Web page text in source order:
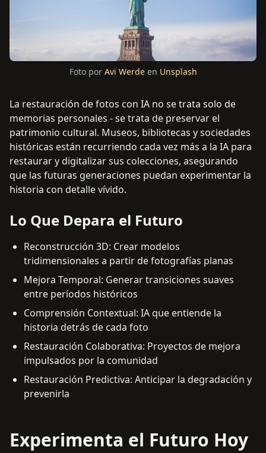
Foto por Avi Werde en Unsplash
La restauración de fotos con IA no se trata solo de
memorias personales - se trata de preservar el
patrimonio cultural. Museos, bibliotecas y sociedades
históricas están recurriendo cada vez más a la IA para
restaurar y digitalizar sus colecciones, asegurando
que las futuras generaciones puedan experimentar la
historia con detalle vívido.
Lo Que Depara el Futuro
Reconstrucción 3D: Crear modelos
tridimensionales a partir de fotografías planas
Mejora Temporal: Generar transiciones suaves
entre períodos históricos
Comprensión Contextual: IA que entiende la
historia detrás de cada foto
Restauración Colaborativa: Proyectos de mejora
impulsados por la comunidad
Restauración Predictiva: Anticipar la degradación y
prevenirla
Experimenta el Futuro Hoy